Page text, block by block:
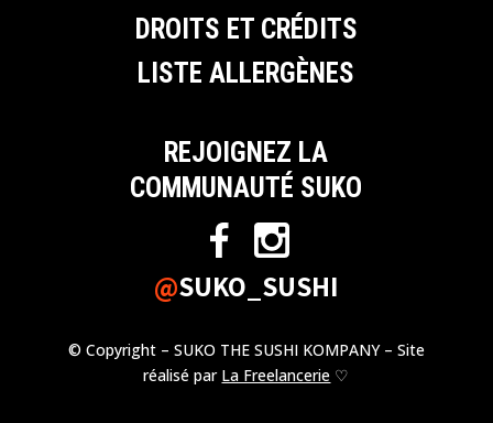
DROITS ET CRÉDITS
LISTE ALLERGÈNES
REJOIGNEZ LA
COMMUNAUTÉ SUKO
@SUKO_SUSHI
© Copyright – SUKO THE SUSHI KOMPANY – Site
réalisé par La Freelancerie ♡